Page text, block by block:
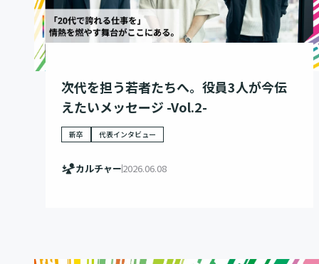
次代を担う若者たちへ。役員3人が今伝
えたいメッセージ -Vol.2-
新卒 代表インタビュー
カルチャー2026.06.08